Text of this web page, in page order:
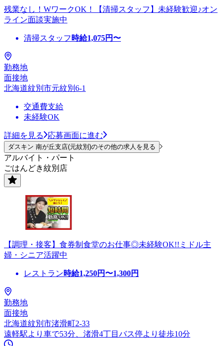
残業なし！WワークOK！【清掃スタッフ】未経験歓迎♪オン
ライン面談実施中
清掃スタッフ 時給1,075円〜
勤務地
面接地
北海道紋別市元紋別6-1
交通費支給
未経験OK
詳細を見る 応募画面に進む
ダスキン 南が丘支店(元紋別)のその他の求人を見る
アルバイト・パート
ごはんどき紋別店
【調理・接客】食券制食堂のお仕事◎未経験OK!!ミドル主
婦・シニア活躍中
レストラン時給1,250円〜1,300円
勤務地
面接地
北海道紋別市渚滑町2-33
遠軽駅より車で53分、渚滑4丁目バス停より徒歩10分